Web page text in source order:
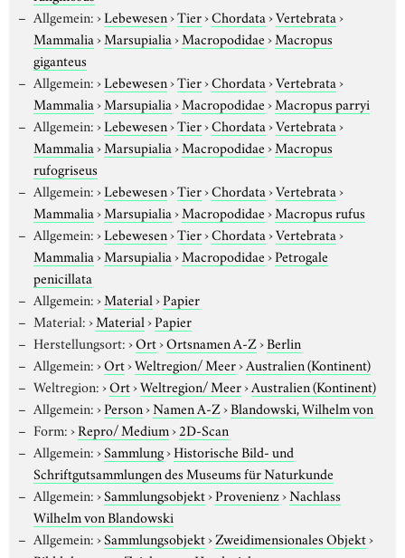
Allgemein:›Lebewesen›Tier›Chordata›Vertebrata›
Mammalia›Marsupialia›Macropodidae›Macropus
giganteus
Allgemein:›Lebewesen›Tier›Chordata›Vertebrata›
Mammalia›Marsupialia›Macropodidae›Macropus parryi
Allgemein:›Lebewesen›Tier›Chordata›Vertebrata›
Mammalia›Marsupialia›Macropodidae›Macropus
rufogriseus
Allgemein:›Lebewesen›Tier›Chordata›Vertebrata›
Mammalia›Marsupialia›Macropodidae›Macropus rufus
Allgemein:›Lebewesen›Tier›Chordata›Vertebrata›
Mammalia›Marsupialia›Macropodidae›Petrogale
penicillata
Allgemein:›Material›Papier
Material:›Material›Papier
Herstellungsort:›Ort›Ortsnamen A-Z›Berlin
Allgemein:›Ort›Weltregion/ Meer›Australien (Kontinent)
Weltregion:›Ort›Weltregion/ Meer›Australien (Kontinent)
Allgemein:›Person›Namen A-Z›Blandowski, Wilhelm von
Form:›Repro/ Medium›2D-Scan
Allgemein:›Sammlung›Historische Bild- und
Schriftgutsammlungen des Museums für Naturkunde
Allgemein:›Sammlungsobjekt›Provenienz›Nachlass
Wilhelm von Blandowski
Allgemein:›Sammlungsobjekt›Zweidimensionales Objekt›